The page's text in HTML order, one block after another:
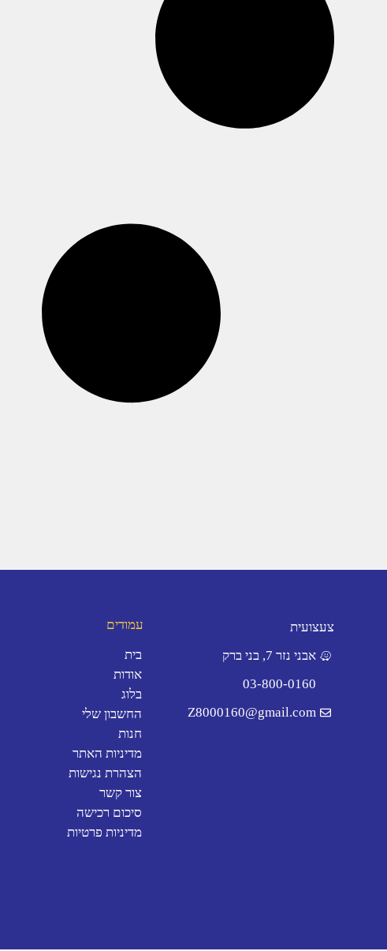
צעצועית
אבני נזר 7, בני ברק
03-800-0160
Z8000160@gmail.com
עמודים
בית
אודות
בלוג
החשבון שלי
חנות
מדיניות האתר
הצהרת נגישות
צור קשר
סיכום רכישה
מדיניות פרטיות